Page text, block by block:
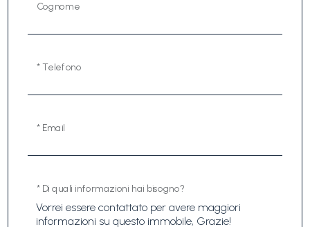
Cognome
* Telefono
* Email
* Di quali informazioni hai bisogno?